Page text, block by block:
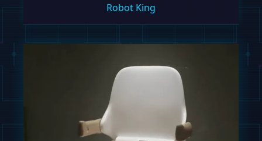
Robot King